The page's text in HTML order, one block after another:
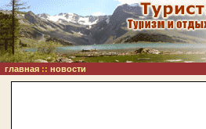
главная :: новости